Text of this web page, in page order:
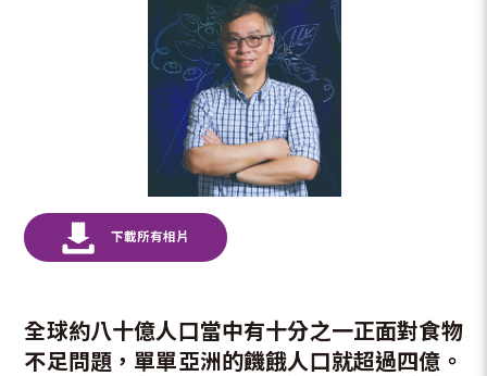
全球約八十億人口當中有十分之一正面對食物
不足問題，單單亞洲的饑餓人口就超過四億。